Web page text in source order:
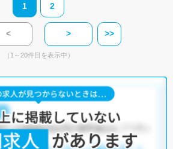
1 2
< > >>
（1～20件目を表示中）